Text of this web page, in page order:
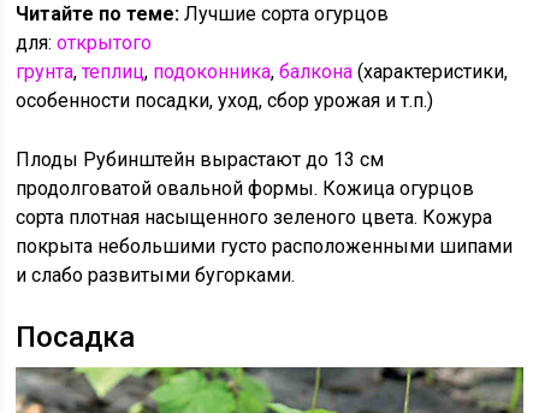
Читайте по теме:Лучшие сорта огурцов
для:открытого
грунта,теплиц, подоконника,балкона (характеристики,
особенности посадки, уход, сбор урожая и т.п.)
Плоды Рубинштейн вырастают до 13 см
продолговатой овальной формы. Кожица огурцов
сорта плотная насыщенного зеленого цвета. Кожура
покрыта небольшими густо расположенными шипами
и слабо развитыми бугорками.
Посадка